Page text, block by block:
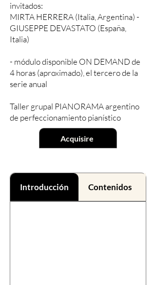
invitados:
MIRTA HERRERA (Italia, Argentina) -
GIUSEPPE DEVASTATO (España,
Italia)
- módulo disponible ON DEMAND de
4 horas (aproximado), el tercero de la
serie anual
Taller grupal PIANORAMA argentino
de perfeccionamiento pianístico
Acquisire
Introducción Contenidos